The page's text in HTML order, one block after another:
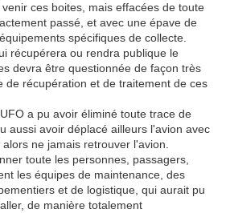
ces boites, mais effacées de toute
passé, et avec une épave de
spécifiques de collecte.
récupérera ou rendra publique le
devra être questionnée de façon très
de récupération et de traitement de ces
a pu avoir éliminé toute trace de
aussi avoir déplacé ailleurs l'avion avec
ne jamais retrouver l'avion.
toute les personnes, passagers,
les équipes de maintenance, des
et de logistique, qui aurait pu
de manière totalement